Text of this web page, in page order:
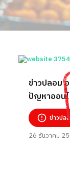
ข่าวปลอม
ปัญหาออน
จัดการปัญ
ข่าวปล
26 ธันวาคม